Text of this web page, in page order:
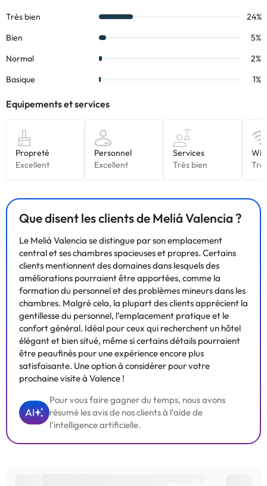
Que disent les clients de Meliá Valencia ?
Le Meliá Valencia se distingue par son emplacement
central et ses chambres spacieuses et propres. Certains
clients mentionnent des domaines dans lesquels des
améliorations pourraient être apportées, comme la
formation du personnel et des problèmes mineurs dans les
chambres. Malgré cela, la plupart des clients apprécient la
gentillesse du personnel, l’emplacement pratique et le
confort général. Idéal pour ceux qui recherchent un hôtel
élégant et bien situé, même si certains détails pourraient
être peaufinés pour une expérience encore plus
satisfaisante. Une option à considérer pour votre
prochaine visite à Valence !
AI
Pour vous faire gagner du temps, nous avons
résumé les avis de nos clients à l'aide de
l'intelligence artificielle.